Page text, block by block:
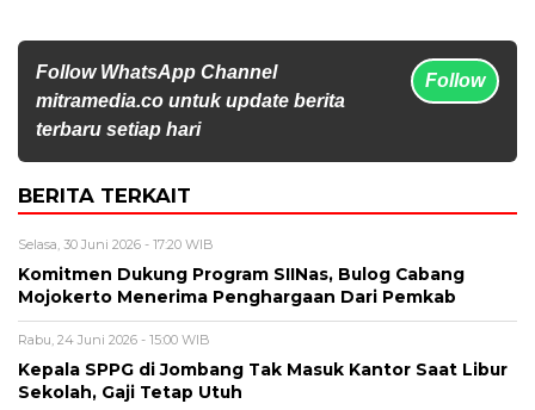
Follow WhatsApp Channel
mitramedia.co untuk update berita
terbaru setiap hari
Follow
BERITA TERKAIT
Selasa, 30 Juni 2026 - 17:20 WIB
Komitmen Dukung Program SIINas, Bulog Cabang
Mojokerto Menerima Penghargaan Dari Pemkab
Rabu, 24 Juni 2026 - 15:00 WIB
Kepala SPPG di Jombang Tak Masuk Kantor Saat Libur
Sekolah, Gaji Tetap Utuh